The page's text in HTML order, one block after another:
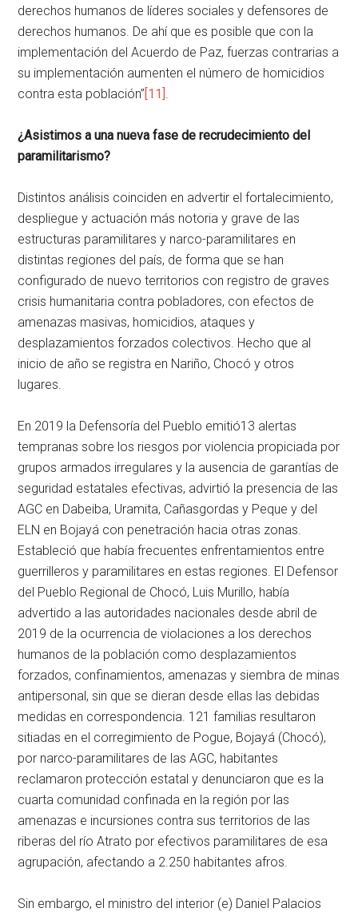
derechos humanos de líderes sociales y defensores de
derechos humanos. De ahí que es posible que con la
implementación del Acuerdo de Paz, fuerzas contrarias a
su implementación aumenten el número de homicidios
contra esta población”[11].
¿Asistimos a una nueva fase de recrudecimiento del
paramilitarismo?
Distintos análisis coinciden en advertir el fortalecimiento,
despliegue y actuación más notoria y grave de las
estructuras paramilitares y narco-paramilitares en
distintas regiones del país, de forma que se han
configurado de nuevo territorios con registro de graves
crisis humanitaria contra pobladores, con efectos de
amenazas masivas, homicidios, ataques y
desplazamientos forzados colectivos. Hecho que al
inicio de año se registra en Nariño, Chocó y otros
lugares.
En 2019 la Defensoría del Pueblo emitió13 alertas
tempranas sobre los riesgos por violencia propiciada por
grupos armados irregulares y la ausencia de garantías de
seguridad estatales efectivas, advirtió la presencia de las
AGC en Dabeiba, Uramita, Cañasgordas y Peque y del
ELN en Bojayá con penetración hacia otras zonas.
Estableció que había frecuentes enfrentamientos entre
guerrilleros y paramilitares en estas regiones. El Defensor
del Pueblo Regional de Chocó, Luis Murillo, había
advertido a las autoridades nacionales desde abril de
2019 de la ocurrencia de violaciones a los derechos
humanos de la población como desplazamientos
forzados, confinamientos, amenazas y siembra de minas
antipersonal, sin que se dieran desde ellas las debidas
medidas en correspondencia. 121 familias resultaron
sitiadas en el corregimiento de Pogue, Bojayá (Chocó),
por narco-paramilitares de las AGC, habitantes
reclamaron protección estatal y denunciaron que es la
cuarta comunidad confinada en la región por las
amenazas e incursiones contra sus territorios de las
riberas del río Atrato por efectivos paramilitares de esa
agrupación, afectando a 2.250 habitantes afros.
Sin embargo, el ministro del interior (e) Daniel Palacios